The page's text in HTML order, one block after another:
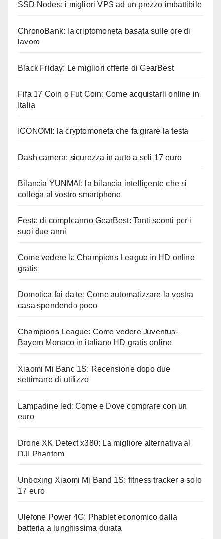
SSD Nodes: i migliori VPS ad un prezzo imbattibile
ChronoBank: la criptomoneta basata sulle ore di
lavoro
Black Friday: Le migliori offerte di GearBest
Fifa 17 Coin o Fut Coin: Come acquistarli online in
Italia
ICONOMI: la cryptomoneta che fa girare la testa
Dash camera: sicurezza in auto a soli 17 euro
Bilancia YUNMAI: la bilancia intelligente che si
collega al vostro smartphone
Festa di compleanno GearBest: Tanti sconti per i
suoi due anni
Come vedere la Champions League in HD online
gratis
Domotica fai da te: Come automatizzare la vostra
casa spendendo poco
Champions League: Come vedere Juventus-
Bayern Monaco in italiano HD gratis online
Xiaomi Mi Band 1S: Recensione dopo due
settimane di utilizzo
Lampadine led: Come e Dove comprare con un
euro
Drone XK Detect x380: La migliore alternativa al
DJI Phantom
Unboxing Xiaomi Mi Band 1S: fitness tracker a solo
17 euro
Ulefone Power 4G: Phablet economico dalla
batteria a lunghissima durata